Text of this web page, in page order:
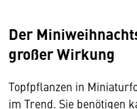
Der
großer Wirkung
Topfpflanzen in
im Trend. Sie benötigen